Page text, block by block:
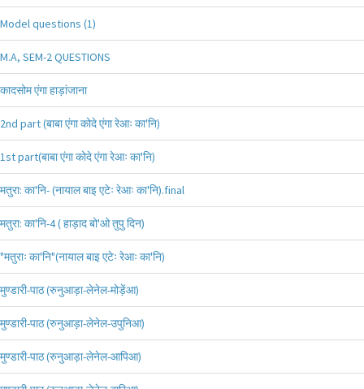
Model questions (1)
M.A, SEM-2 QUESTIONS
कादसोम एंगा हाड़ांजाना
2nd part (बाबा एंगा कोदे एंगा रेआः का'नि)
1st part(बाबा एंगा कोदे एंगा रेआः का'नि)
मतुरा: का'नि- (नायाल बाइ एटेः रेआः का'नि).final
मतुरा: का'नि-4 ( हाड़ाद बो'ओ तुपु दिन)
"मतुराः का'नि"(नायाल बाइ एटेः रेआः का'नि)
मुण्डारी-पाठ (रुनुआड़ा-लेनेल-मोड़ेंआ)
मुण्डारी-पाठ (रुनुआड़ा-लेनेल-उपुनिआ)
मुण्डारी-पाठ (रुनुआड़ा-लेनेल-आपिआ)